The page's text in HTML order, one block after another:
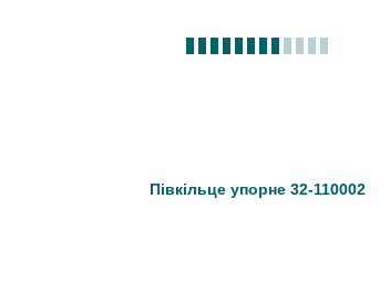
Півкільце упорне 32-110002